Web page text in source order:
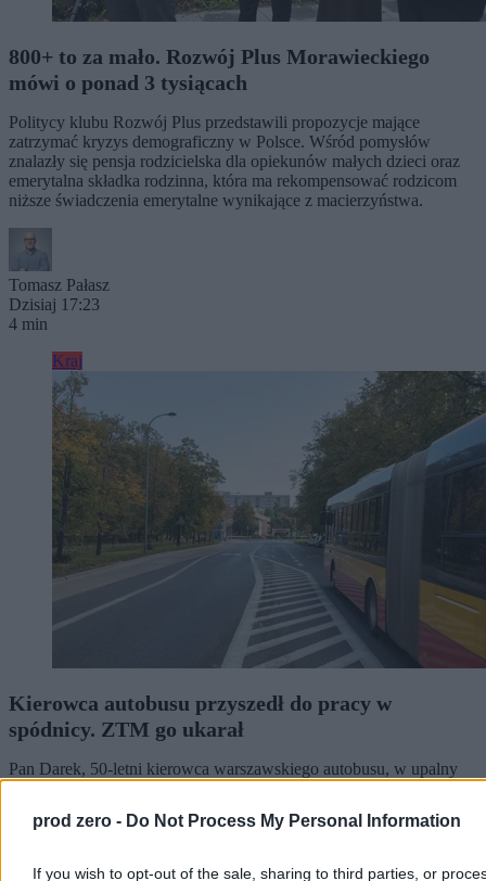
prod zero - Do Not Process My Personal Information
If you wish to opt-out of the sale, sharing to third parties, or
800+ to za mało. Rozwój Plus Morawieckiego
mówi o ponad 3 tysiącach
Politycy klubu Rozwój Plus przedstawili propozycje mające
zatrzymać kryzys demograficzny w Polsce. Wśród pomysłów
znalazły się pensja rodzicielska dla opiekunów małych dzieci oraz
emerytalna składka rodzinna, która ma rekompensować rodzicom
niższe świadczenia emerytalne wynikające z macierzyństwa.
Tomasz Pałasz
Dzisiaj 17:23
4 min
Kraj
Kierowca autobusu przyszedł do pracy w
spódnicy. ZTM go ukarał
Pan Darek, 50-letni kierowca warszawskiego autobusu, w upalny
odwagi. Inaczej zareagował ZTM – po kontroli inspektorów